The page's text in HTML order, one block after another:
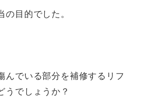
の目的でした。
んでいる部分を補修するリフ
うでしょうか？